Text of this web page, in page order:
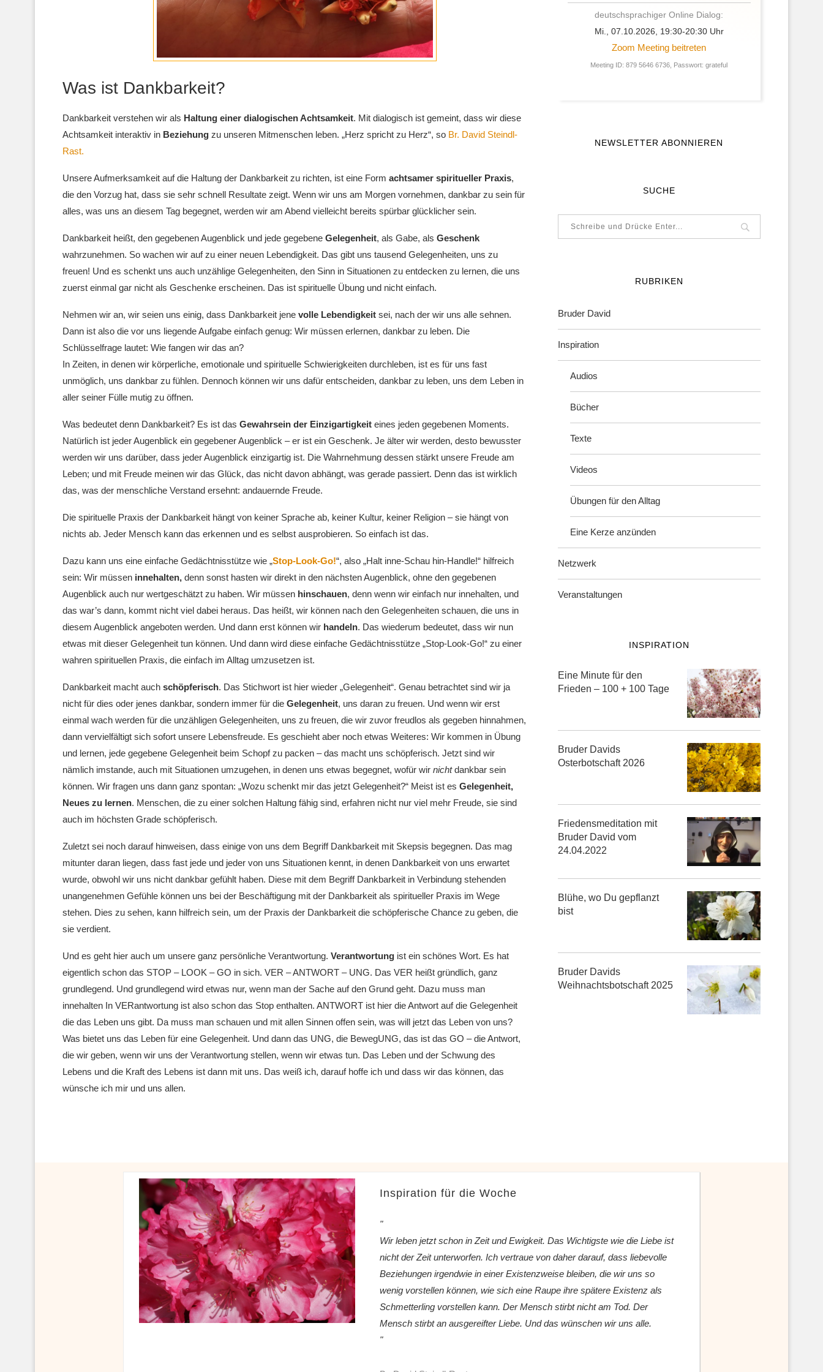
Was ist Dankbarkeit?
Dankbarkeit verstehen wir als Haltung einer dialogischen Achtsamkeit. Mit dialogisch ist gemeint, dass wir diese
Achtsamkeit interaktiv in Beziehung zu unseren Mitmenschen leben. „Herz spricht zu Herz“, so Br. David Steindl-
Rast.
Unsere Aufmerksamkeit auf die Haltung der Dankbarkeit zu richten, ist eine Form achtsamer spiritueller Praxis,
die den Vorzug hat, dass sie sehr schnell Resultate zeigt. Wenn wir uns am Morgen vornehmen, dankbar zu sein für
alles, was uns an diesem Tag begegnet, werden wir am Abend vielleicht bereits spürbar glücklicher sein.
Dankbarkeit heißt, den gegebenen Augenblick und jede gegebene Gelegenheit, als Gabe, als Geschenk
wahrzunehmen. So wachen wir auf zu einer neuen Lebendigkeit. Das gibt uns tausend Gelegenheiten, uns zu
freuen! Und es schenkt uns auch unzählige Gelegenheiten, den Sinn in Situationen zu entdecken zu lernen, die uns
zuerst einmal gar nicht als Geschenke erscheinen. Das ist spirituelle Übung und nicht einfach.
Nehmen wir an, wir seien uns einig, dass Dankbarkeit jene volle Lebendigkeit sei, nach der wir uns alle sehnen.
Dann ist also die vor uns liegende Aufgabe einfach genug: Wir müssen erlernen, dankbar zu leben. Die
Schlüsselfrage lautet: Wie fangen wir das an?
In Zeiten, in denen wir körperliche, emotionale und spirituelle Schwierigkeiten durchleben, ist es für uns fast
unmöglich, uns dankbar zu fühlen. Dennoch können wir uns dafür entscheiden, dankbar zu leben, uns dem Leben in
aller seiner Fülle mutig zu öffnen.
Was bedeutet denn Dankbarkeit? Es ist das Gewahrsein der Einzigartigkeit eines jeden gegebenen Moments.
Natürlich ist jeder Augenblick ein gegebener Augenblick – er ist ein Geschenk. Je älter wir werden, desto bewusster
werden wir uns darüber, dass jeder Augenblick einzigartig ist. Die Wahrnehmung dessen stärkt unsere Freude am
Leben; und mit Freude meinen wir das Glück, das nicht davon abhängt, was gerade passiert. Denn das ist wirklich
das, was der menschliche Verstand ersehnt: andauernde Freude.
Die spirituelle Praxis der Dankbarkeit hängt von keiner Sprache ab, keiner Kultur, keiner Religion – sie hängt von
nichts ab. Jeder Mensch kann das erkennen und es selbst ausprobieren. So einfach ist das.
Dazu kann uns eine einfache Gedächtnisstütze wie „Stop-Look-Go!“, also „Halt inne-Schau hin-Handle!“ hilfreich
sein: Wir müssen innehalten, denn sonst hasten wir direkt in den nächsten Augenblick, ohne den gegebenen
Augenblick auch nur wertgeschätzt zu haben. Wir müssen hinschauen, denn wenn wir einfach nur innehalten, und
das war’s dann, kommt nicht viel dabei heraus. Das heißt, wir können nach den Gelegenheiten schauen, die uns in
diesem Augenblick angeboten werden. Und dann erst können wir handeln. Das wiederum bedeutet, dass wir nun
etwas mit dieser Gelegenheit tun können. Und dann wird diese einfache Gedächtnisstütze „Stop-Look-Go!“ zu einer
wahren spirituellen Praxis, die einfach im Alltag umzusetzen ist.
Dankbarkeit macht auch schöpferisch. Das Stichwort ist hier wieder „Gelegenheit“. Genau betrachtet sind wir ja
nicht für dies oder jenes dankbar, sondern immer für die Gelegenheit, uns daran zu freuen. Und wenn wir erst
einmal wach werden für die unzähligen Gelegenheiten, uns zu freuen, die wir zuvor freudlos als gegeben hinnahmen,
dann vervielfältigt sich sofort unsere Lebensfreude. Es geschieht aber noch etwas Weiteres: Wir kommen in Übung
und lernen, jede gegebene Gelegenheit beim Schopf zu packen – das macht uns schöpferisch. Jetzt sind wir
nämlich imstande, auch mit Situationen umzugehen, in denen uns etwas begegnet, wofür wir nichtdankbar sein
können. Wir fragen uns dann ganz spontan: „Wozu schenkt mir das jetzt Gelegenheit?“ Meist ist es Gelegenheit,
Neues zu lernen. Menschen, die zu einer solchen Haltung fähig sind, erfahren nicht nur viel mehr Freude, sie sind
auch im höchsten Grade schöpferisch.
Zuletzt sei noch darauf hinweisen, dass einige von uns dem Begriff Dankbarkeit mit Skepsis begegnen. Das mag
mitunter daran liegen, dass fast jede und jeder von uns Situationen kennt, in denen Dankbarkeit von uns erwartet
wurde, obwohl wir uns nicht dankbar gefühlt haben. Diese mit dem Begriff Dankbarkeit in Verbindung stehenden
unangenehmen Gefühle können uns bei der Beschäftigung mit der Dankbarkeit als spiritueller Praxis im Wege
stehen. Dies zu sehen, kann hilfreich sein, um der Praxis der Dankbarkeit die schöpferische Chance zu geben, die
sie verdient.
Und es geht hier auch um unsere ganz persönliche Verantwortung. Verantwortung ist ein schönes Wort. Es hat
eigentlich schon das STOP – LOOK – GO in sich. VER – ANTWORT – UNG. Das VER heißt gründlich, ganz
grundlegend. Und grundlegend wird etwas nur, wenn man der Sache auf den Grund geht. Dazu muss man
innehalten In VERantwortung ist also schon das Stop enthalten. ANTWORT ist hier die Antwort auf die Gelegenheit
die das Leben uns gibt. Da muss man schauen und mit allen Sinnen offen sein, was will jetzt das Leben von uns?
Was bietet uns das Leben für eine Gelegenheit. Und dann das UNG, die BewegUNG, das ist das GO – die Antwort,
die wir geben, wenn wir uns der Verantwortung stellen, wenn wir etwas tun. Das Leben und der Schwung des
Lebens und die Kraft des Lebens ist dann mit uns. Das weiß ich, darauf hoffe ich und dass wir das können, das
wünsche ich mir und uns allen.
deutschsprachiger Online Dialog:
Mi., 07.10.2026, 19:30-20:30 Uhr
Zoom Meeting beitreten
Meeting ID: 879 5646 6736, Passwort: grateful
NEWSLETTER ABONNIEREN
SUCHE
RUBRIKEN
Bruder David
Inspiration
Audios
Bücher
Texte
Videos
Übungen für den Alltag
Eine Kerze anzünden
Netzwerk
Veranstaltungen
INSPIRATION
Eine Minute für den
Frieden – 100 + 100 Tage
Bruder Davids
Osterbotschaft 2026
Friedensmeditation mit
Bruder David vom
24.04.2022
Blühe, wo Du gepflanzt
bist
Bruder Davids
Weihnachtsbotschaft 2025
Inspiration für die Woche
"
Wir leben jetzt schon in Zeit und Ewigkeit. Das Wichtigste wie die Liebe ist
nicht der Zeit unterworfen. Ich vertraue von daher darauf, dass liebevolle
Beziehungen irgendwie in einer Existenzweise bleiben, die wir uns so
wenig vorstellen können, wie sich eine Raupe ihre spätere Existenz als
Schmetterling vorstellen kann. Der Mensch stirbt nicht am Tod. Der
Mensch stirbt an ausgereifter Liebe. Und das wünschen wir uns alle.
"